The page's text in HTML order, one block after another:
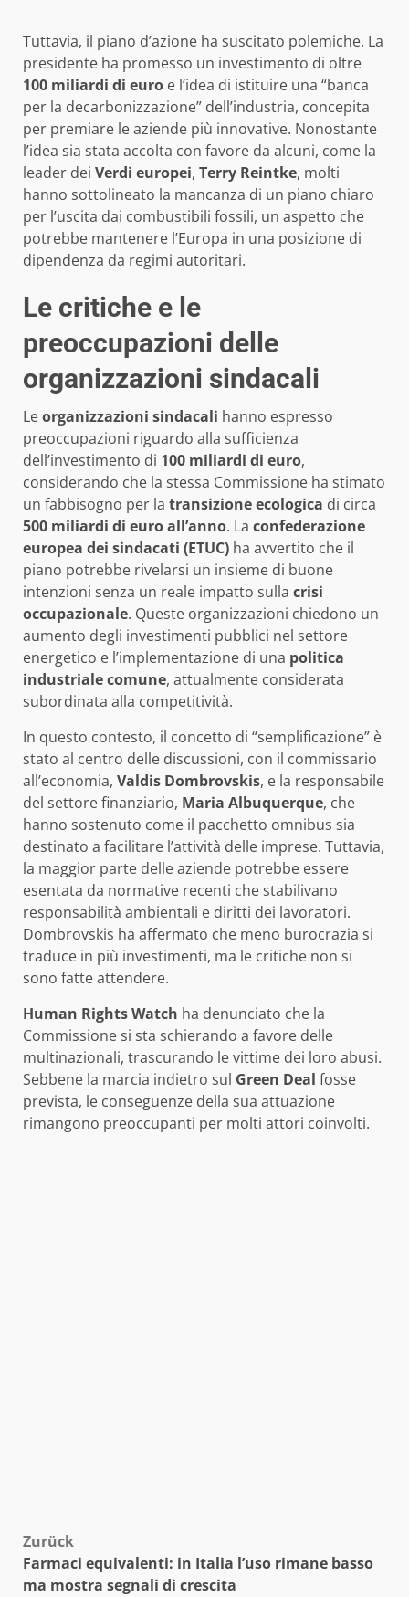
Tuttavia, il piano d’azione ha suscitato polemiche. La
presidente ha promesso un investimento di oltre
100 miliardi di euro e l’idea di istituire una “banca
per la decarbonizzazione” dell’industria, concepita
per premiare le aziende più innovative. Nonostante
l’idea sia stata accolta con favore da alcuni, come la
leader dei Verdi europei, Terry Reintke, molti
hanno sottolineato la mancanza di un piano chiaro
per l’uscita dai combustibili fossili, un aspetto che
potrebbe mantenere l’Europa in una posizione di
dipendenza da regimi autoritari.
Le critiche e le
preoccupazioni delle
organizzazioni sindacali
Leorganizzazioni sindacali hanno espresso
preoccupazioni riguardo alla sufficienza
dell’investimento di 100 miliardi di euro,
considerando che la stessa Commissione ha stimato
un fabbisogno per la transizione ecologica di circa
500 miliardi di euro all’anno. La confederazione
europea dei sindacati (ETUC) ha avvertito che il
piano potrebbe rivelarsi un insieme di buone
intenzioni senza un reale impatto sulla crisi
occupazionale. Queste organizzazioni chiedono un
aumento degli investimenti pubblici nel settore
energetico e l’implementazione di una politica
industriale comune, attualmente considerata
subordinata alla competitività.
In questo contesto, il concetto di “semplificazione” è
stato al centro delle discussioni, con il commissario
all’economia, Valdis Dombrovskis, e la responsabile
del settore finanziario, Maria Albuquerque, che
hanno sostenuto come il pacchetto omnibus sia
destinato a facilitare l’attività delle imprese. Tuttavia,
la maggior parte delle aziende potrebbe essere
esentata da normative recenti che stabilivano
responsabilità ambientali e diritti dei lavoratori.
Dombrovskis ha affermato che meno burocrazia si
traduce in più investimenti, ma le critiche non si
sono fatte attendere.
Human Rights Watch ha denunciato che la
Commissione si sta schierando a favore delle
multinazionali, trascurando le vittime dei loro abusi.
Sebbene la marcia indietro sul Green Deal fosse
prevista, le conseguenze della sua attuazione
rimangono preoccupanti per molti attori coinvolti.
Beitragsnavigation
Zurück
Farmaci equivalenti: in Italia l’uso rimane basso
ma mostra segnali di crescita